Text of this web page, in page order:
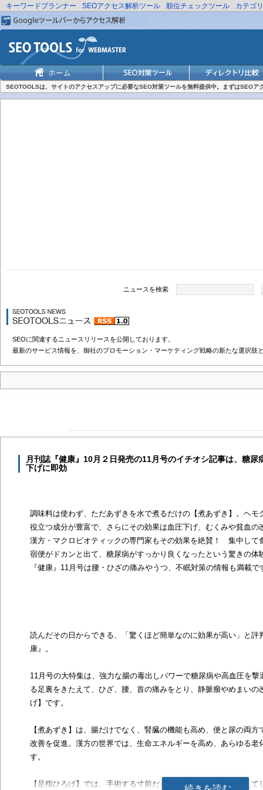
キーワードプランナー SEOアクセス解析ツール 順位チェックツール カテゴ
SEOTOOLSは、サイトのアクセスアップに必要なSEO対策ツールを無料提供中。まずはSEOア
ニュースを検索
SEOに関連するニュースリリースを公開しております。
最新のサービス情報を、御社のプロモーション・マーケティング戦略の新たな選択肢
月刊誌『健康』10月２日発売の11月号のイチオシ記事は、糖
下げに即効
調味料は使わず、ただあずきを水で煮るだけの【煮あずき】。ヘ
役立つ成分が豊富で、さらにその効果は血圧下げ、むくみや貧血の
漢方・マクロビオティックの専門家もその効果を絶賛！ 集中して
宿便がドカンと出て、糖尿病がすっかり良くなったという驚きの体
『健康』11月号は腰・ひざの痛みやうつ、不眠対策の情報も満載で
読んだその日からできる、「驚くほど簡単なのに効果が高い」と
康』。
11月号の大特集は、強力な腸の毒出しパワーで糖尿病や高血圧を
る足裏をきたえて、ひざ、腰、首の痛みをとり、静脈瘤やめまい
げ】です。
【煮あずき】は、腸だけでなく、腎臓の機能も高め、便と尿の両
改善を促進。漢方の世界では、生命エネルギーを高め、あらゆる老
す。
【足指ひろげ】では、手術する寸前だったひざ痛が１カ月で消え